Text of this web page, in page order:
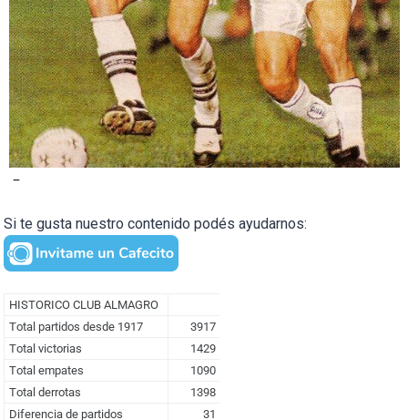
–
Si te gusta nuestro contenido podés ayudarnos: